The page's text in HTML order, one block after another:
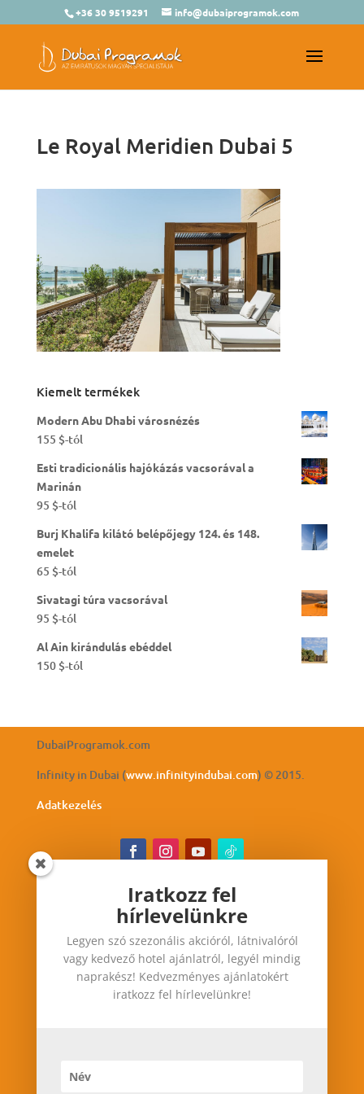
+36 30 9519291 info@dubaiprogramok.com
Le Royal Meridien Dubai 5
Kiemelt termékek
Modern Abu Dhabi városnézés
155 $-tól
Esti tradicionális hajókázás vacsorával a
Marinán
95 $-tól
Burj Khalifa kilátó belépőjegy 124. és 148.
emelet
65 $-tól
Sivatagi túra vacsorával
95 $-tól
Al Ain kirándulás ebéddel
150 $-tól
DubaiProgramok.com
Infinity in Dubai (www.infinityindubai.com) © 2015.
Adatkezelés
Iratkozz fel hírlevelünkre
Legyen szó szezonális akcióról, látnivalóról vagy
kedvező hotel ajánlatról, legyél mindig
naprakész! Kedvezményes ajánlatokért iratkozz
Iratkozz fel
hírlevelünkre
Legyen szó szezonális akcióról, látnivalóról
vagy kedvező hotel ajánlatról, legyél mindig
naprakész! Kedvezményes ajánlatokért
iratkozz fel hírlevelünkre!